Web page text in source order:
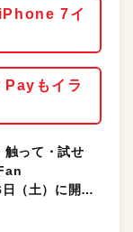
7イ
もイラ
触って・試せ
（土）に開催